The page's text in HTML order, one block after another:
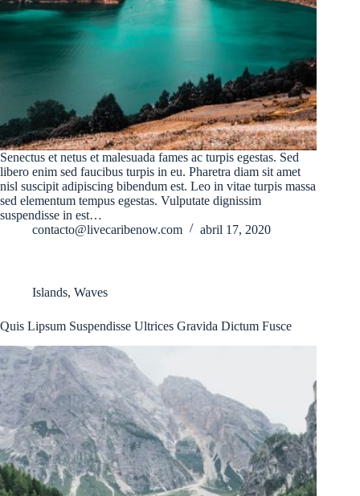
Senectus et netus et malesuada fames ac turpis egestas. Sed
libero enim sed faucibus turpis in eu. Pharetra diam sit amet
nisl suscipit adipiscing bibendum est. Leo in vitae turpis massa
sed elementum tempus egestas. Vulputate dignissim
suspendisse in est…
contacto@livecaribenow.com
abril 17, 2020
Islands, Waves
Quis Lipsum Suspendisse Ultrices Gravida Dictum Fusce